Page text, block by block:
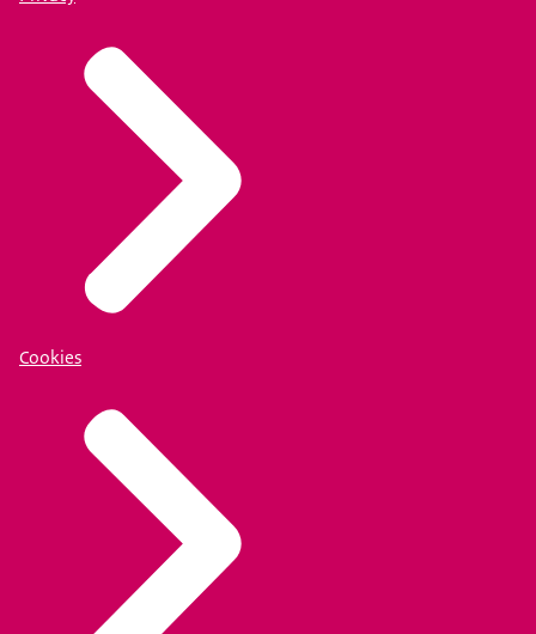
Cookies